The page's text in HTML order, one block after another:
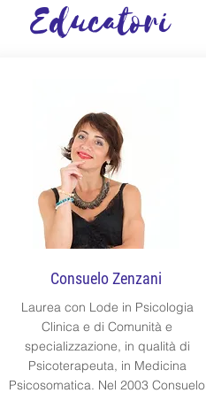
Educatori
Consuelo Zenzani
Laurea con Lode in Psicologia
Clinica e di Comunità e
specializzazione, in qualità di
Psicoterapeuta, in Medicina
Psicosomatica. Nel 2003 Consuelo